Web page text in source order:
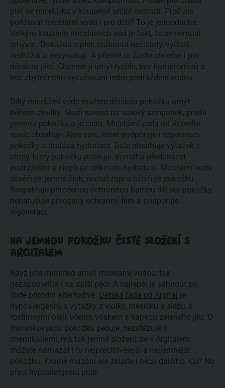
pleť se micelárka v koupelně určitě neztratí. Proč ale
pořizovat micelární vodu i pro děti? To je jednoduché.
Velkým kouzlem micelárních vod je fakt, že se nemusí
smývat. Dokážou z pleti stáhnout nečistoty, vyčistí,
nedráždí a nevysušují. A přesně to často chceme i pro
dětskou pleť. Chceme ji umýt rychle, bez kompromisů a
bez zbytečného vysušování nebo podráždění vodou.
Díky micelární vodě můžete dětskou pokožku umýt
během chvilky. Stačí nanést na vatový tamponek, přetřít
jemnou pokožku a je čisto. Micelární voda od Acorelle
navíc obsahuje Aloe vera, které podporuje i regeneraci
pokožky a dodává hydrataci. Dále obsahuje výtažek z
chrpy, který pokožku posiluje, pomáhá předcházet
podráždění a zlepšuje celkovou hydrataci. Micelární voda
osvěžuje, jemně čistí, revitalizuje a očišťuje pokožku.
Respektuje přirozenou ochrannou bariéru dětské pokožky,
nenarušuje přirozený ochranný film a podporuje
regeneraci.
NA JEMNOU POKOŽKU ČISTÉ SLOŽENÍ S
ARGITALEM
Když jste miminko umyli micelární vodou, tak
nezapomeňte i na další péči. A nejlepší je sáhnout po
čistě přírodní alternativě. Dětská řada od Argital je
hypoalergenní, s výtažky z violky, měsíčku a slézu, s
rostlinnými oleji, včelím voskem a kapkou zeleného jílu. O
miminkovskou pokožku pečuje, nezatěžuje ji
chemikáliemi, má tak jemné složení, že s Argitalem
můžete namazat i tu nejpřecitlivělejší a nejjemnější
pokožku. Kromě mazání ale zkuste i něco dalšího. Co? No
přeci hypoalergenní pudr.